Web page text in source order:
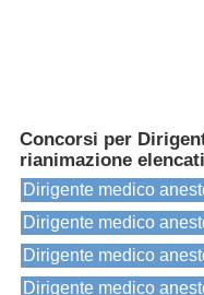
Concorsi per
rianimazione
Dirigente medico
Dirigente medico
Dirigente medico
Dirigente medico